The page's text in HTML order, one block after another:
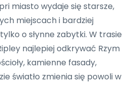
miasto wydaje się starsze,
miejscach i bardziej
o słynne zabytki. W trasie
najlepiej odkrywać Rzym
kamienne fasady,
światło zmienia się powoli w